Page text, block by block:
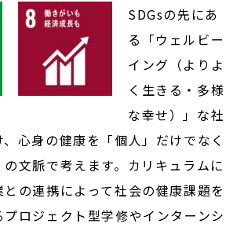
SDGsの先にあ
る「ウェルビー
イング（よりよ
く生きる・多様
な幸せ）」な社
心身の健康を「個人」だけでなく
の文脈で考えます。カリキュラムに
の連携によって社会の健康課題を
ロジェクト型学修やインターンシ